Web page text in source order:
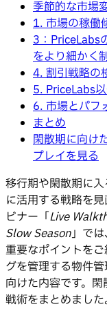
季節的な市場
1. 市場の稼働
3：PriceLabs
をより細かく
4. 割引戦略の
5. PriceLabs
6. 市場とパフ
まとめ
閑散期に向け
プレイを見る
移行期や閑散期に
に活用する戦略を
ビナー「Live
Slow Season」で
重要なポイントを
グを管理する物件
向けた内容です。
戦術をまとめました